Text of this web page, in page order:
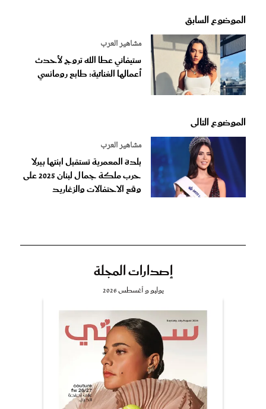
الموضوع السابق
مشاهير العرب
ستيفاني عطا الله تروج لأحدث
أعمالها الغنائية: طابع رومانسي
الموضوع التالى
مشاهير العرب
بلدة المعمرية تستقبل ابنتها بيرلا
حرب ملكة جمال لبنان 2025 على
وقع الاحتفالات والزغاريد
إصدارات المجلة
يوليو و أغسطس 2026